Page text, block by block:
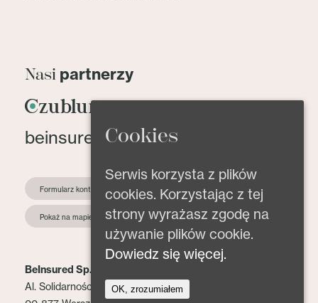
Nasi partnerzy
beinsured@beinsured.pl
Formularz kontaktowy
Pokaż na mapie
BeInsured Sp. z o.o.
Al. Solidarności 153 lok. 2
Cookies
Serwis korzysta z plików
cookies. Korzystając z tej
strony wyrażasz zgodę na
używanie plików cookie.
Dowiedz się więcej.
OK, zrozumiałem